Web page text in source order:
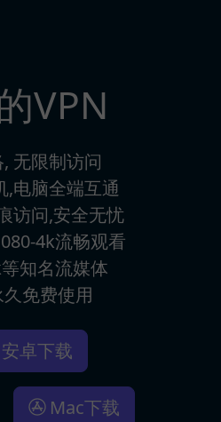
VPN
无限制访问
,电脑全端互通
访问,安全无忧
4k流畅观看
知名流媒体
免费使用
安卓下载
Mac下载